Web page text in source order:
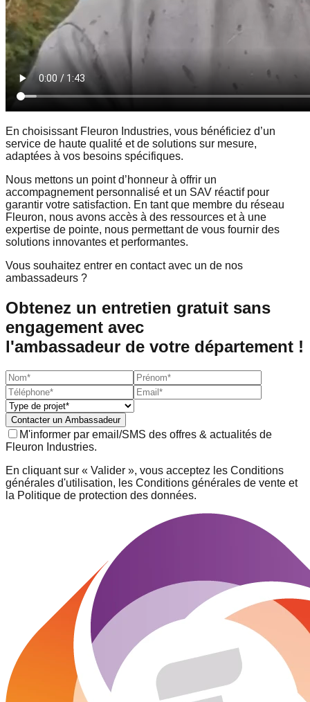
En choisissantFleuron Industries, vous bénéficiez d’un
service de haute qualité et de solutions sur mesure,
adaptées à vos besoins spécifiques.
Nous mettons un point d’honneur à offrir un
accompagnement personnalisé et un SAV réactifpour
garantir votre satisfaction. En tant que membre du réseau
Fleuron, nous avons accès à des ressources et à une
expertise de pointe, nous permettant de vous fournir des
solutions innovantes et performantes.
Vous souhaitez entrer en contact avec un de nos
ambassadeurs ?
Obtenez un entretien gratuit sans
engagement avec
l'ambassadeur de votre département !
Contacter un Ambassadeur
M'informer par email/SMS des offres & actualités de
Fleuron Industries.
En cliquant sur « Valider », vous acceptez les Conditions
générales d'utilisation, les Conditions générales de vente et
la Politique de protection des données.